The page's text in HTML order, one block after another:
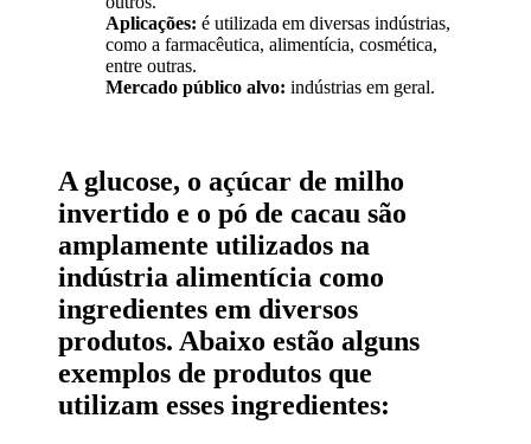
Aplicações: é utilizada em diversas indústrias,
como a farmacêutica, alimentícia, cosmética,
entre outras.
Mercado público alvo: indústrias em geral.
A glucose, o açúcar de milho
invertido e o pó de cacau são
amplamente utilizados na
indústria alimentícia como
ingredientes em diversos
produtos. Abaixo estão alguns
exemplos de produtos que
utilizam esses ingredientes: